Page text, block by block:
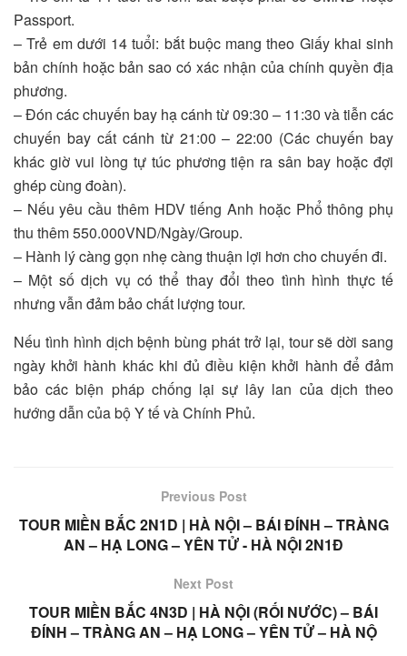
Passport.
– Trẻ em dưới 14 tuổi: bắt buộc mang theo Giấy khai sinh
bản chính hoặc bản sao có xác nhận của chính quyền địa
phương.
– Đón các chuyến bay hạ cánh từ 09:30 – 11:30 và tiễn các
chuyến bay cất cánh từ 21:00 – 22:00 (Các chuyến bay
khác giờ vui lòng tự túc phương tiện ra sân bay hoặc đợi
ghép cùng đoàn).
– Nếu yêu cầu thêm HDV tiếng Anh hoặc Phổ thông phụ
thu thêm 550.000VND/Ngày/Group.
– Hành lý càng gọn nhẹ càng thuận lợi hơn cho chuyến đi.
– Một số dịch vụ có thể thay đổi theo tình hình thực tế
nhưng vẫn đảm bảo chất lượng tour.
Nếu tình hình dịch bệnh bùng phát trở lại, tour sẽ dời sang
ngày khởi hành khác khi đủ điều kiện khởi hành để đảm
bảo các biện pháp chống lại sự lây lan của dịch theo
hướng dẫn của bộ Y tế và Chính Phủ.
Previous Post
TOUR MIỀN BẮC 2N1D | HÀ NỘI – BÁI ĐÍNH – TRÀNG
AN – HẠ LONG – YÊN TỬ - HÀ NỘI 2N1Đ
Next Post
TOUR MIỀN BẮC 4N3D | HÀ NỘI (RỐI NƯỚC) – BÁI
ĐÍNH – TRÀNG AN – HẠ LONG – YÊN TỬ – HÀ NỘ